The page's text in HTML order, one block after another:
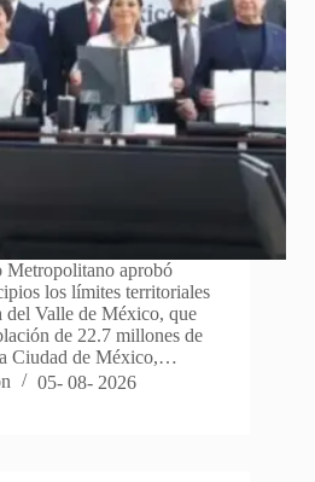
Metropolitano aprobó
los límites territoriales
Valle de México, que
de 22.7 millones de
Ciudad de México,…
05- 08- 2026